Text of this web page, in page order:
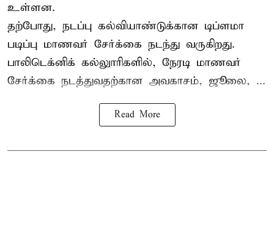
உள்ளன.
தற்போது, நடப்பு கல்வியாண்டுக்கான டிப்ளமா
படிப்பு மாணவர் சேர்க்கை நடந்து வருகிறது.
பாலிடெக்னிக் கல்லுாரிகளில், நேரடி மாணவர்
சேர்க்கை நடத்துவதற்கான அவகாசம், ஜூலை, ...
Read More